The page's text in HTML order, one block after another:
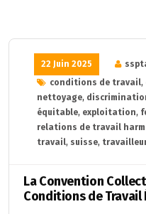
22 Juin 2025
conditions de travail,
nettoyage,
équitable, exploitation,
relations de travail
travail, suisse,
La Convention
Conditions de Travail